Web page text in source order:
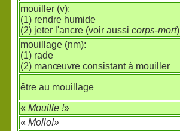
mouiller (v):
(1) rendre humide
(2) jeter l'ancre (voir aussi corps-mort)
mouillage (nm):
(1) rade
(2) manœuvre consistant à mouiller
être au mouillage
« Mouille !»
« Mollo!»